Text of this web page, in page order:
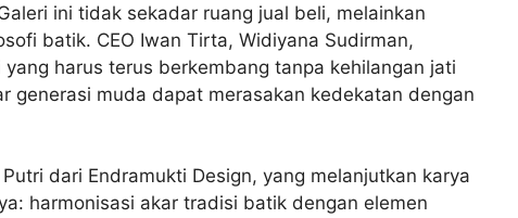
ini tidak sekadar ruang jual beli, melainkan
batik. CEO Iwan Tirta, Widiyana Sudirman,
harus terus berkembang tanpa kehilangan jati
generasi muda dapat merasakan kedekatan dengan
dari Endramukti Design, yang melanjutkan karya
harmonisasi akar tradisi batik dengan elemen